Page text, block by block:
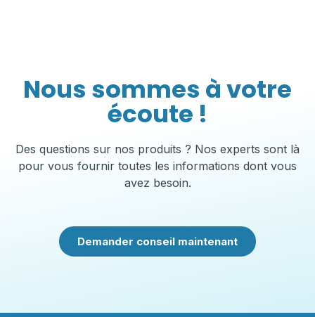
Nous sommes à votre
écoute !
Des questions sur nos produits ? Nos experts sont là
pour vous fournir toutes les informations dont vous
avez besoin.
Demander conseil maintenant